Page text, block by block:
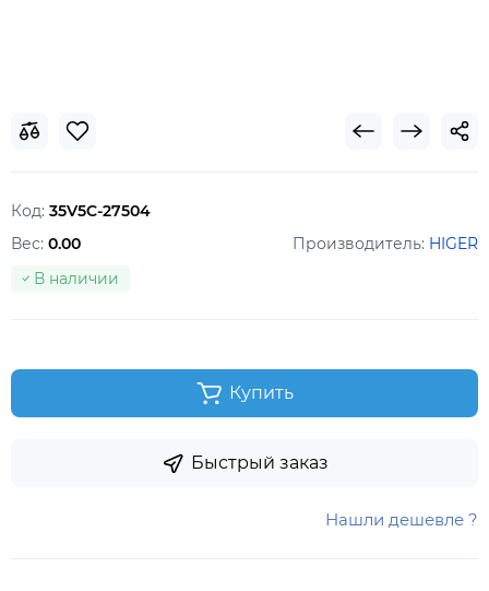
Код: 35V5C-27504
Производитель: HIGER
В наличии
Вес: 0.00
Купить
Быстрый заказ
Нашли дешевле ?